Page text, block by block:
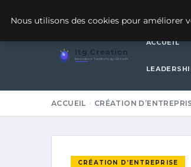
Itg Creation
Innovation · Technology · Growth
ACCUEIL
ACCUEIL CRÉATION
CRÉATION D’ENTREPRISE
Nous utilisons des cookies pour améliorer